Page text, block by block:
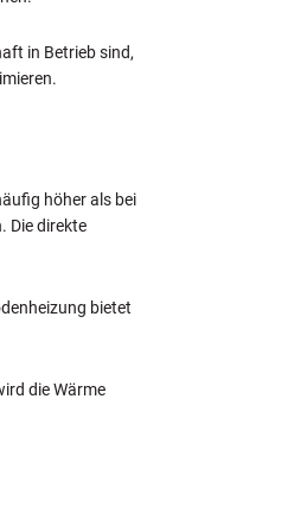
in Betrieb sind,
höher als bei
Die direkte
bietet
die Wärme